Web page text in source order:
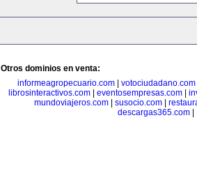
Otros dominios en venta:
informeagropecuario.com| votociudadano.com
librosinteractivos.com| eventosempresas.com|
mundoviajeros.com| susocio.com|
descargas365.com